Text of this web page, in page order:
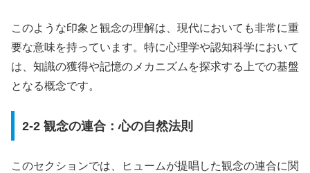
このような印象と観念の理解は、現代においても非常に重
要な意味を持っています。特に心理学や認知科学において
は、知識の獲得や記憶のメカニズムを探求する上での基盤
となる概念です。
2-2 観念の連合：心の自然法則
このセクションでは、ヒュームが提唱した観念の連合に関